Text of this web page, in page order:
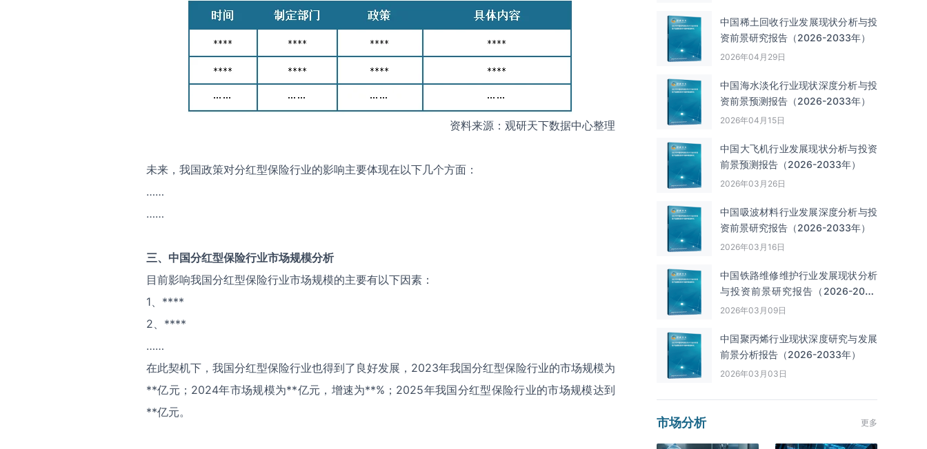
资料来源：观研天下数据中心整理
未来，我国政策对分红型保险行业的影响主要体现在以下几个方面：
……
……
三、中国分红型保险行业市场规模分析
目前影响我国分红型保险行业市场规模的主要有以下因素：
1、****
2、****
……
在此契机下，我国分红型保险行业也得到了良好发展，2023年我国分红型保险行业的市场规模为
**亿元；2024年市场规模为**亿元，增速为**%；2025年我国分红型保险行业的市场规模达到
**亿元。
中国‌‌稀土回收‌‌行业发展现状分析与投
资前景研究报告（2026-2033年）
2026年04月29日
中国海水淡化行业现状深度分析与投
资前景预测报告（2026-2033年）
2026年04月15日
中国大飞机行业发展现状分析与投资
前景预测报告（2026-2033年）
2026年03月26日
中国吸波材料行业发展深度分析与投
资前景研究报告（2026-2033年）
2026年03月16日
中国铁路维修维护行业发展现状分析
与投资前景研究报告（2026-2033
年）
2026年03月09日
中国聚丙烯行业现状深度研究与发展
前景分析报告（2026-2033年）
2026年03月03日
市场分析 更多